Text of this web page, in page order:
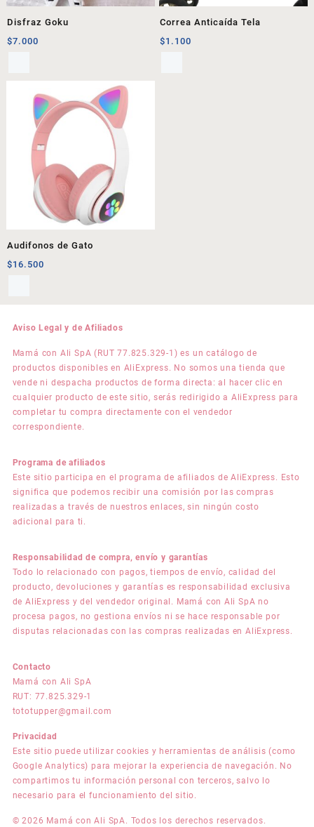
Disfraz Goku
$7.000
Correa Anticaída Tela
$1.100
Audifonos de Gato
$16.500
Aviso Legal y de Afiliados
Mamá con Ali SpA (RUT 77.825.329-1) es un catálogo de
productos disponibles en AliExpress. No somos una tienda que
vende ni despacha productos de forma directa: al hacer clic en
cualquier producto de este sitio, serás redirigido a AliExpress para
completar tu compra directamente con el vendedor
correspondiente.
Programa de afiliados
Este sitio participa en el programa de afiliados de AliExpress. Esto
significa que podemos recibir una comisión por las compras
realizadas a través de nuestros enlaces, sin ningún costo
adicional para ti.
Responsabilidad de compra, envío y garantías
Todo lo relacionado con pagos, tiempos de envío, calidad del
producto, devoluciones y garantías es responsabilidad exclusiva
de AliExpress y del vendedor original. Mamá con Ali SpA no
procesa pagos, no gestiona envíos ni se hace responsable por
disputas relacionadas con las compras realizadas en AliExpress.
Contacto
Mamá con Ali SpA
RUT: 77.825.329-1
tototupper@gmail.com
Privacidad
Este sitio puede utilizar cookies y herramientas de análisis (como
Google Analytics) para mejorar la experiencia de navegación. No
compartimos tu información personal con terceros, salvo lo
necesario para el funcionamiento del sitio.
© 2026 Mamá con Ali SpA. Todos los derechos reservados.